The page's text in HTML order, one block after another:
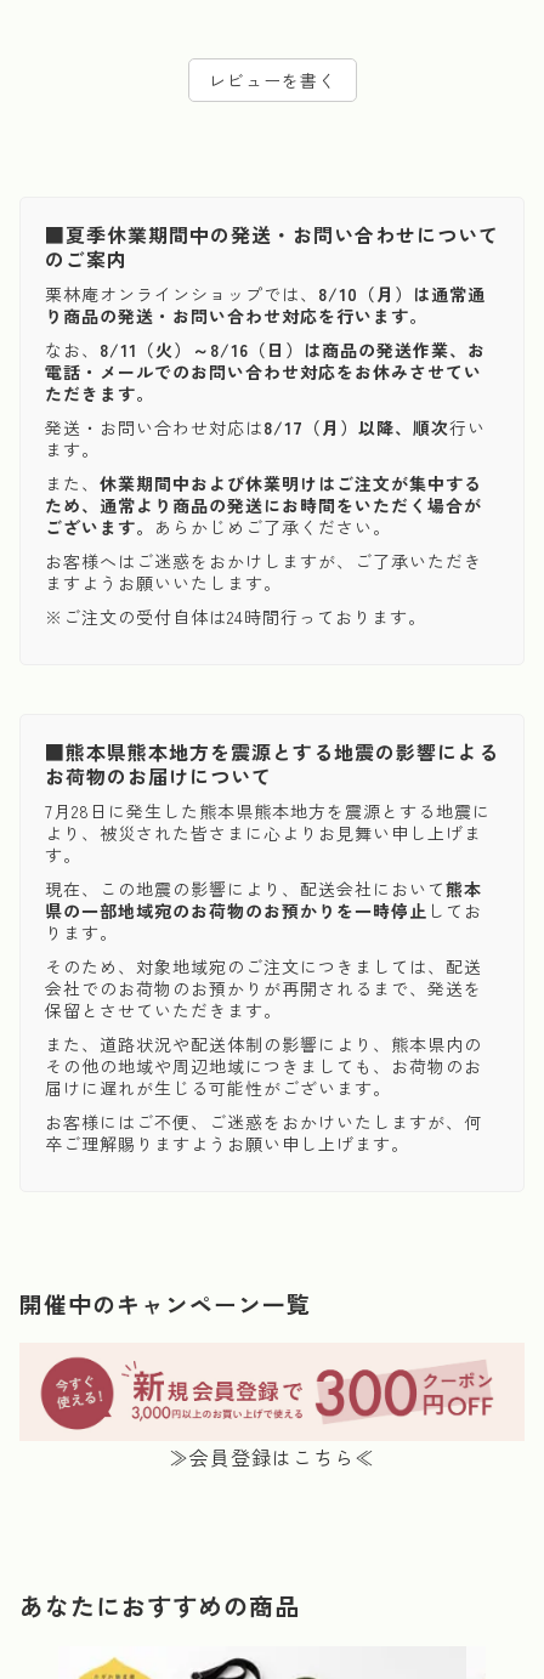
レビューを書く
■夏季休業期間中の発送・お問い合わせについて
のご案内
栗林庵オンラインショップでは、 8/10（月）は通常通
り商品の発送・お問い合わせ対応を行います。
なお、 8/11（火）～8/16（日）は商品の発送作業、お
電話・メールでのお問い合わせ対応をお休みさせてい
ただきます。
発送・お問い合わせ対応は8/17（月）以降、順次行い
ます。
また、 休業期間中および休業明けはご注文が集中する
ため、通常より商品の発送にお時間をいただく場合が
ございます。 あらかじめご了承ください。
お客様へはご迷惑をおかけしますが、ご了承いただき
ますようお願いいたします。
※ご注文の受付自体は24時間行っております。
■熊本県熊本地方を震源とする地震の影響による
お荷物のお届けについて
7月28日に発生した熊本県熊本地方を震源とする地震に
より、被災された皆さまに心よりお見舞い申し上げま
す。
現在、この地震の影響により、配送会社において熊本
県の一部地域宛のお荷物のお預かりを一時停止 してお
ります。
そのため、対象地域宛のご注文につきましては、配送
会社でのお荷物のお預かりが再開されるまで、発送を
保留とさせていただきます。
また、道路状況や配送体制の影響により、熊本県内の
その他の地域や周辺地域につきましても、お荷物のお
届けに遅れが生じる可能性がございます。
お客様にはご不便、ご迷惑をおかけいたしますが、何
卒ご理解賜りますようお願い申し上げます。
開催中のキャンペーン一覧
≫会員登録はこちら≪
あなたにおすすめの商品